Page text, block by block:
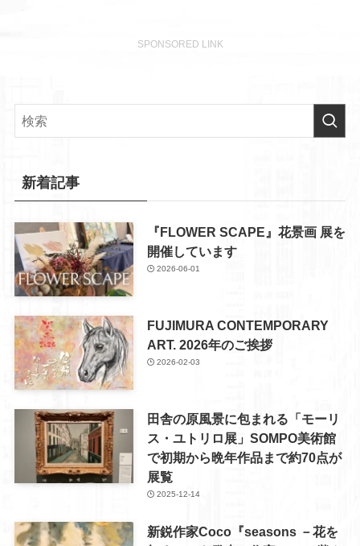
SPONSORED LINK
新着記事
『FLOWER SCAPE』花景画 展を
開催しています
2026-06-01
FUJIMURA CONTEMPORARY
ART. 2026年のご挨拶
2026-02-03
田舎の原風景に包まれる「モーリ
ス・ユトリロ展」SOMPO美術館
で初期から晩年作品まで約70点が
展覧
2025-12-14
新鋭作家Coco『seasons －花を